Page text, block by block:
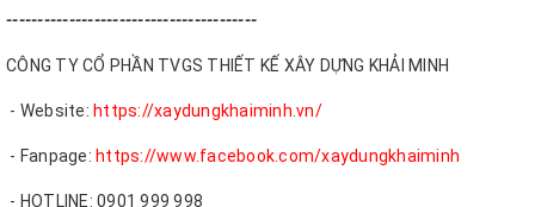
----------------------------------------
CÔNG TY CỔ PHẦN TVGS THIẾT KẾ XÂY DỰNG KHẢI MINH
- Website: https://xaydungkhaiminh.vn/
- Fanpage: https://www.facebook.com/xaydungkhaiminh
- HOTLINE: 0901 999 998